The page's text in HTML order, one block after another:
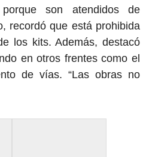
son atendidos de
recordó que está prohibida
los kits. Además, destacó
en otros frentes como el
de vías. “Las obras no